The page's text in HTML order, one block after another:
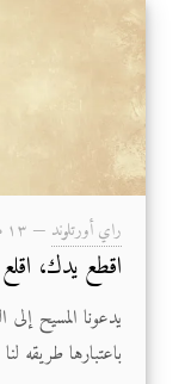
راي أورتلوند — ۱۳ مايو ۲۰۲۰
اقطع يدك،
يدعونا المسيح
باعتبارها طريقه